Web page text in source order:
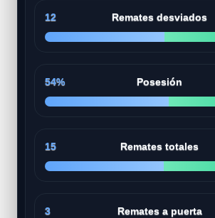
12 Remates desviados
54% Posesión
15 Remates totales
3 Remates a puerta